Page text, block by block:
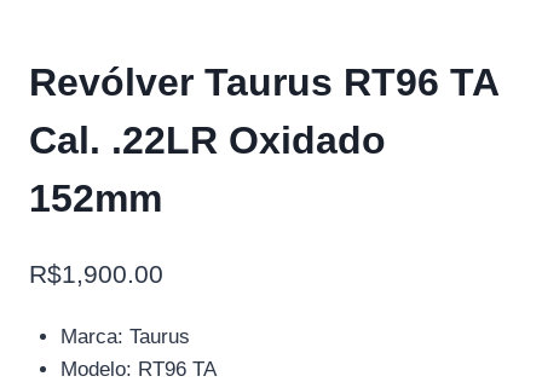
Revólver Taurus RT96 TA
Cal. .22LR Oxidado
152mm
R$1,900.00
Marca: Taurus
Modelo: RT96 TA